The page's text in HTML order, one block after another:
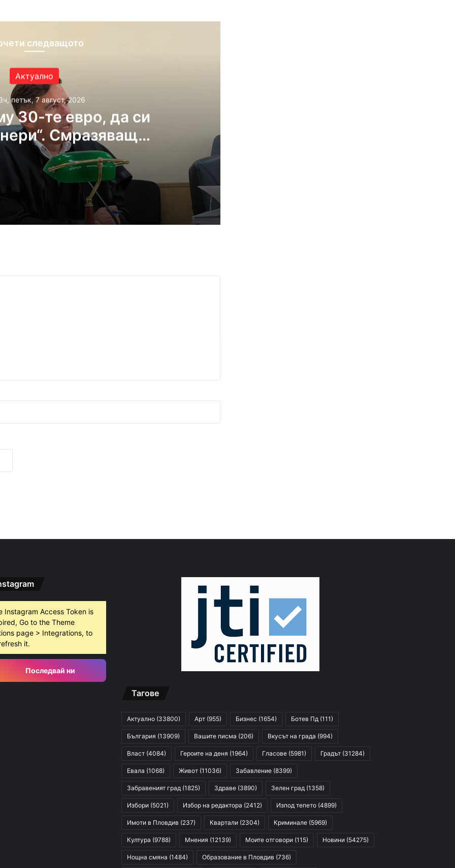
следващото
Актуално
петък, 7 август, 2026
30-те евро, да си
Смразяващи
екзекуцията на
хълм
„Ловците на педофили“ не са правосъдие: Национална мрежа за децата с остра реакция след убийството на Младежкия хълм в Пловдив
Instagram Access Token is
Go to the Theme
page > Integrations, to
it.
Последвай ни
Тагове
Актуално (33800) Арт (955) Бизнес (1654) Ботев Пд (111)
България (13909) Вашите писма (206) Вкусът на града (994)
Власт (4084) Героите на деня (1964) Гласове (5981) Градът (31284)
Евала (1068) Живот (11036) Забавление (8399)
Забравеният град (1825) Здраве (3890) Зелен град (1358)
Избори (5021) Избор на редактора (2412) Изпод тепето (4899)
Имоти в Пловдив (237) Квартали (2304) Криминале (5969)
Култура (9788) Мнения (12139) Моите отговори (115) Новини (54275)
Нощна смяна (1484) Образование в Пловдив (736)